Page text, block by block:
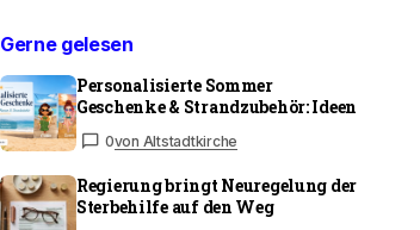
Gerne gelesen
Personalisierte Sommer
Geschenke & Strandzubehör: Ideen
0von Altstadtkirche
Regierung bringt Neuregelung der
Sterbehilfe auf den Weg